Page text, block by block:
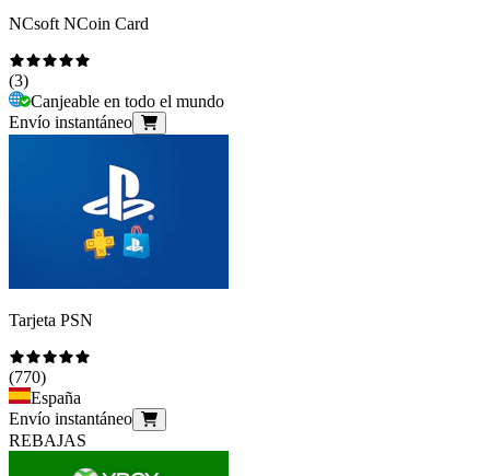
NCsoft NCoin Card
(3)
Canjeable en todo el mundo
Envío instantáneo
Tarjeta PSN
(770)
España
Envío instantáneo
REBAJAS